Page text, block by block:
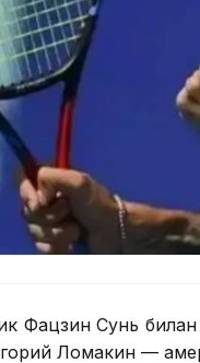
Фацзин Сунь
Ломакин —